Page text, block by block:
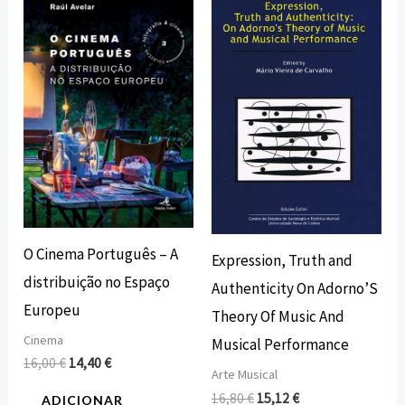
O Cinema Português – A
distribuição no Espaço
Europeu
Cinema
16,00€
preço
original
era:
16,00 €.
14,40€
preço
atual
é:
14,40 €.
ADICIONAR
Expression, Truth and
Authenticity On Adorno’S
Theory Of Music And
Musical Performance
Arte Musical
16,80€
preço
original
era:
16,80 €.
15,12€
preço
atual
é:
15,12 €.